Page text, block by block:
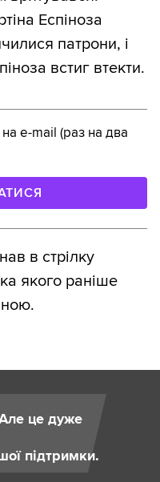
Еспіноза
патрони, і
встиг втекти.
e-mail (раз на два
в стрілку
якого раніше
це дуже
підтримки.